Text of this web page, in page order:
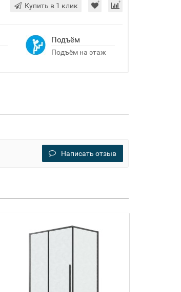
Купить в 1 клик
Подъём
Подъём на этаж
Написать отзыв